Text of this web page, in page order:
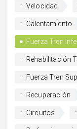
Velocidad
Calentamiento
Fuerza Tren
Rehabilitación
Fuerza Tren
Recuperación
Circuitos